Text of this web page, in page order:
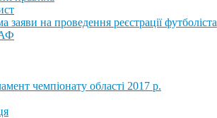
заяви на проведення реєстрації футболіста
чемпіонату області 2017 р.